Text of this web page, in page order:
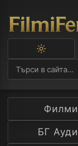
тъмна
тема
Филми
БГ